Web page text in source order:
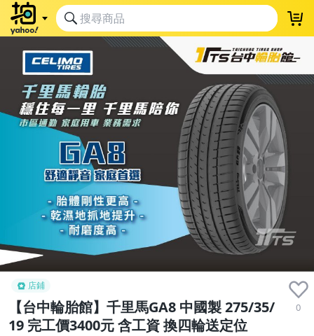
店鋪
【台中輪胎館】千里馬GA8 中國製 275/35/
19 完工價3400元 含工資 換四輪送定位
0